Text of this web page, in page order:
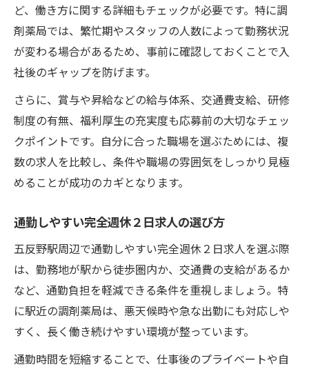
ど、働き方に関する詳細もチェックが必要です。特に調
剤薬局では、繁忙期やスタッフの人数によって勤務状況
が変わる場合があるため、事前に確認しておくことで入
社後のギャップを防げます。
さらに、賞与や昇給などの給与体系、交通費支給、研修
制度の有無、福利厚生の充実度も応募前の大切なチェッ
クポイントです。自分に合った職場を選ぶためには、複
数の求人を比較し、条件や職場の雰囲気をしっかり見極
めることが成功のカギとなります。
通勤しやすい完全週休２日求人の選び方
五反野駅周辺で通勤しやすい完全週休２日求人を選ぶ際
は、勤務地が駅から徒歩圏内か、交通費の支給があるか
など、通勤負担を軽減できる条件を重視しましょう。特
に駅近の調剤薬局は、悪天候時や急な出勤にも対応しや
すく、長く働き続けやすい環境が整っています。
通勤時間を短縮することで、仕事後のプライベートや自